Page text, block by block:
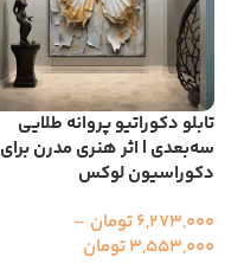
تابلو دکوراتیو پروانه طلایی
سه‌بعدی | اثر هنری مدرن برای
دکوراسیون لوکس
6,273,000تومان –
3,553,000تومان